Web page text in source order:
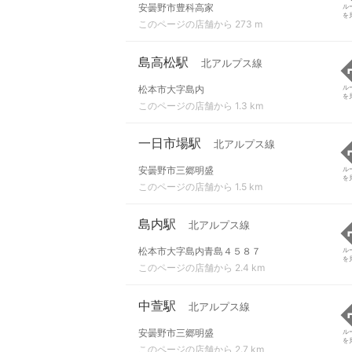
安曇野市豊科高家
このページの店舗から 273 m
ル
を
島高松駅 北アルプス線
松本市大字島内
このページの店舗から 1.3 km
ル
を
一日市場駅 北アルプス線
安曇野市三郷明盛
このページの店舗から 1.5 km
ル
を
島内駅 北アルプス線
松本市大字島内青島４５８７
このページの店舗から 2.4 km
ル
を
中萱駅 北アルプス線
安曇野市三郷明盛
このページの店舗から 2.7 km
ル
を